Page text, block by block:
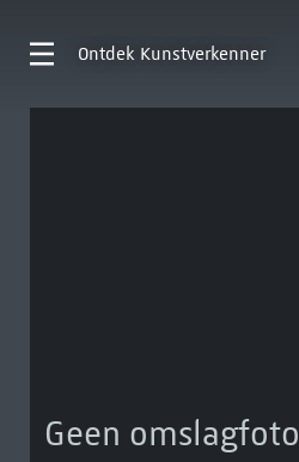
Ontdek Kunstverkenner
Geen omslagfoto